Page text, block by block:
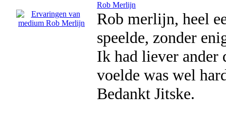
Rob Merlijn
Rob merlijn, heel
speelde, zonder
Ik had liever ander
voelde was wel
Bedankt Jitske.